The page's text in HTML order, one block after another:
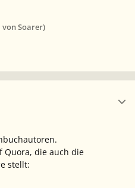
von Soarer)
Quora, die auch die
stellt: